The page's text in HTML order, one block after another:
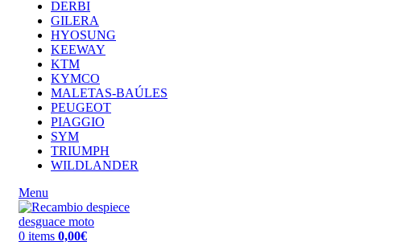
DERBI
GILERA
HYOSUNG
KEEWAY
KTM
KYMCO
MALETAS-BAÚLES
PEUGEOT
PIAGGIO
SYM
TRIUMPH
WILDLANDER
Menu
0 items 0,00€